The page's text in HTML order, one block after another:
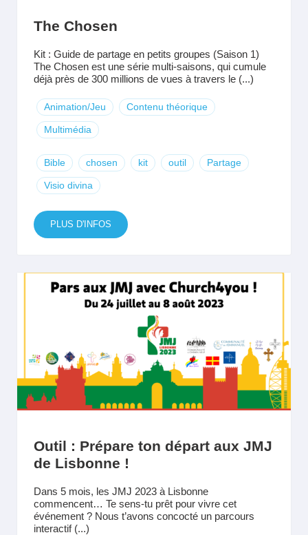
The Chosen
Kit : Guide de partage en petits groupes (Saison 1)
The Chosen est une série multi-saisons, qui cumule
déjà près de 300 millions de vues à travers le (...)
Animation/Jeu Contenu théorique
Multimédia
Bible chosen kit outil Partage
Visio divina
PLUS D'INFOS
Outil : Prépare ton départ aux JMJ
de Lisbonne !
Dans 5 mois, les JMJ 2023 à Lisbonne
commencent… Te sens-tu prêt pour vivre cet
événement ? Nous t’avons concocté un parcours
interactif (...)